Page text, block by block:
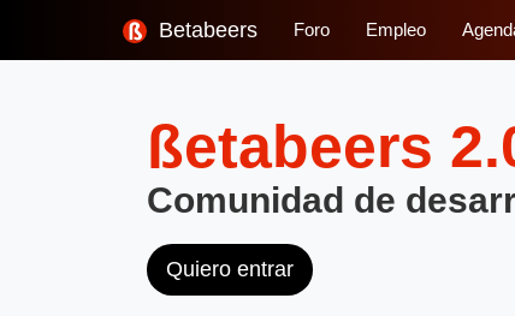
Betabeers Foro Empleo
ßetabeers
Comunidad de
Quiero entrar